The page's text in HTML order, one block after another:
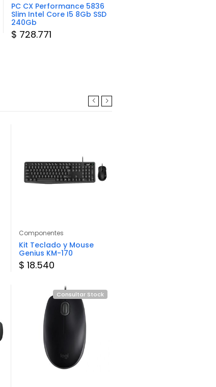
PC CX Performance 5836
Slim Intel Core I5 8Gb SSD
240Gb
$ 728.771
Componentes
Kit Teclado y Mouse
Genius KM-170
$ 18.540
Consultar Stock